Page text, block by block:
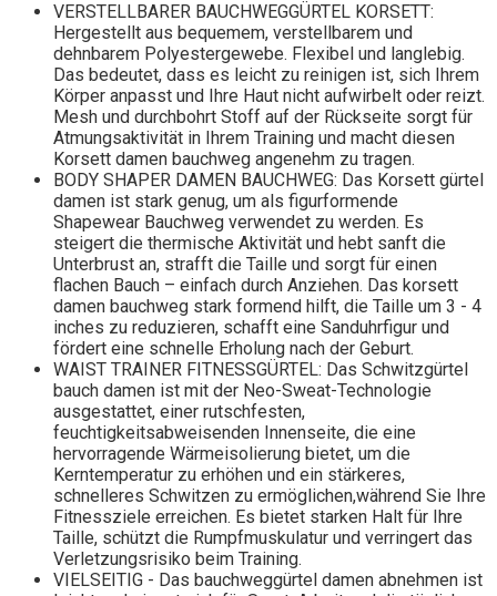
VERSTELLBARER BAUCHWEGGÜRTEL KORSETT:
Hergestellt aus bequemem, verstellbarem und
dehnbarem Polyestergewebe. Flexibel und langlebig.
Das bedeutet, dass es leicht zu reinigen ist, sich Ihrem
Körper anpasst und Ihre Haut nicht aufwirbelt oder reizt.
Mesh und durchbohrt Stoff auf der Rückseite sorgt für
Atmungsaktivität in Ihrem Training und macht diesen
Korsett damen bauchweg angenehm zu tragen.
BODY SHAPER DAMEN BAUCHWEG: Das Korsett gürtel
damen ist stark genug, um als figurformende
Shapewear Bauchweg verwendet zu werden. Es
steigert die thermische Aktivität und hebt sanft die
Unterbrust an, strafft die Taille und sorgt für einen
flachen Bauch – einfach durch Anziehen. Das korsett
damen bauchweg stark formend hilft, die Taille um 3 - 4
inches zu reduzieren, schafft eine Sanduhrfigur und
fördert eine schnelle Erholung nach der Geburt.
WAIST TRAINER FITNESSGÜRTEL: Das Schwitzgürtel
bauch damen ist mit der Neo-Sweat-Technologie
ausgestattet, einer rutschfesten,
feuchtigkeitsabweisenden Innenseite, die eine
hervorragende Wärmeisolierung bietet, um die
Kerntemperatur zu erhöhen und ein stärkeres,
schnelleres Schwitzen zu ermöglichen,während Sie Ihre
Fitnessziele erreichen. Es bietet starken Halt für Ihre
Taille, schützt die Rumpfmuskulatur und verringert das
Verletzungsrisiko beim Training.
VIELSEITIG - Das bauchweggürtel damen abnehmen ist